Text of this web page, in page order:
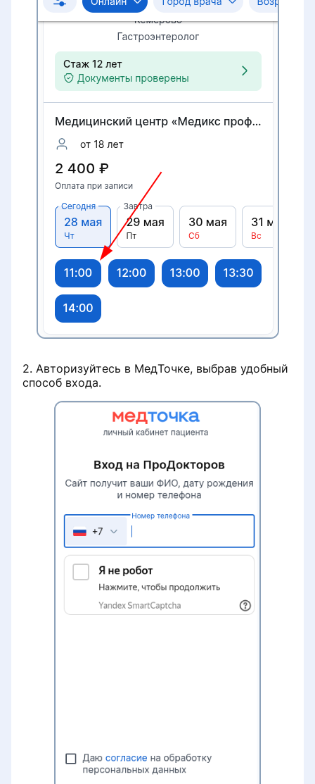
2. Авторизуйтесь в МедТочке, выбрав удобный
способ входа.